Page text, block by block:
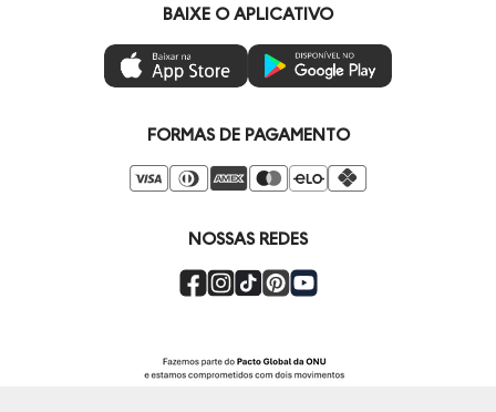
Ética e Sustentabilidade
Troca e Devoluções
Regulamentos
Compre pelo Whatsapp
Mastercard
Azul Fidelidade
Venda Corporativa
Super Friday
BAIXE O APLICATIVO
FORMAS DE PAGAMENTO
NOSSAS REDES